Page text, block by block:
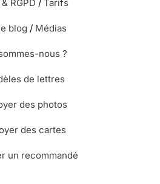
: Carte très sobre pour un
: Sobre et sincère
: Illustration originale et
RGPD / Tarifs
blog / Médias
nous ?
de lettres
des photos
des cartes
un recommandé